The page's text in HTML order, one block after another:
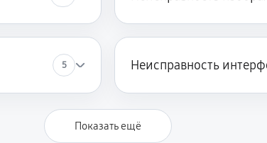
5 Неисправность
Показать ещё